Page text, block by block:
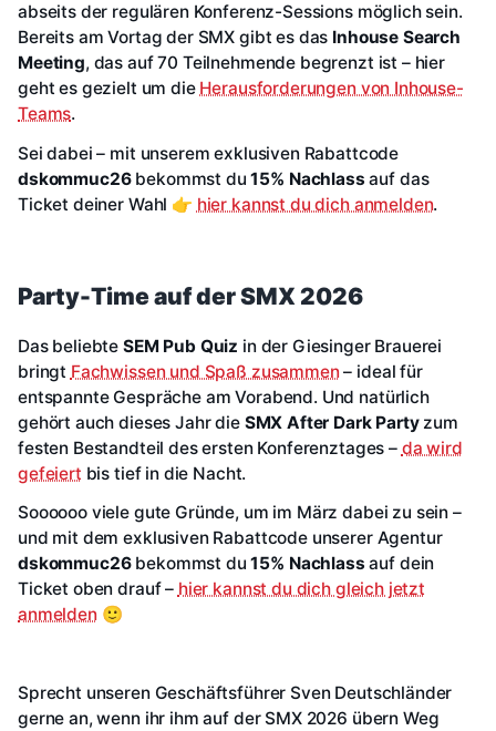
abseits der regulären Konferenz-Sessions möglich sein.
Bereits am Vortag der SMX gibt es das Inhouse Search
Meeting, das auf 70 Teilnehmende begrenzt ist – hier
geht es gezielt um die Herausforderungen von Inhouse-
Teams.
Sei dabei – mit unserem exklusiven Rabattcode
dskommuc26bekommst du15% Nachlass auf das
Ticket deiner Wahl 👉 hier kannst du dich anmelden.
Party-Time auf der SMX 2026
Das beliebte SEM Pub Quiz in der Giesinger Brauerei
bringt Fachwissen und Spaß zusammen– ideal für
entspannte Gespräche am Vorabend. Und natürlich
gehört auch dieses Jahr die SMX After Dark Partyzum
festen Bestandteil des ersten Konferenztages – da wird
gefeiert bis tief in die Nacht.
Soooooo viele gute Gründe, um im März dabei zu sein –
und mit dem exklusiven Rabattcode unserer Agentur
dskommuc26bekommst du15% Nachlass auf dein
Ticket oben drauf – hier kannst du dich gleich jetzt
anmelden🙂
Sprecht unseren Geschäftsführer Sven Deutschländer
gerne an, wenn ihr ihm auf der SMX 2026 übern Weg